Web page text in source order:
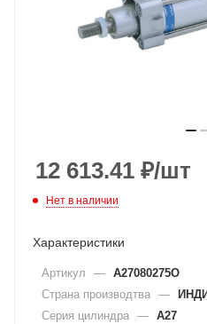
12 613.41 ₽/шт
Нет в наличии
Характеристики
Артикул — A27080275O
Страна производтва —
Серия цилиндра — A27